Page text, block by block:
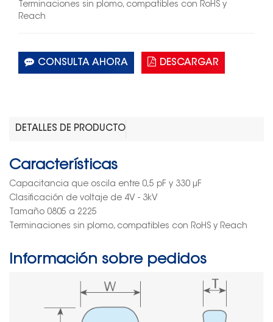
Terminaciones sin plomo, compatibles con RoHS y
Reach
CONSULTA AHORA DESCARGAR
DETALLES DE PRODUCTO
Características
Capacitancia que oscila entre 0,5 pF y 330 μF
Clasificación de voltaje de 4V - 3kV
Tamaño 0805 a 2225
Terminaciones sin plomo, compatibles con RoHS y Reach
Información sobre pedidos